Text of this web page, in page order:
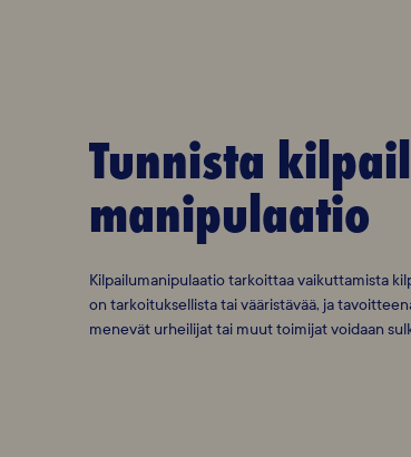
Tunnista
manipulaatio
Kilpailumanipulaatio tarkoittaa vaikuttamista
on tarkoituksellista tai vääristävää, ja
menevät urheilijat tai muut toimijat voidaan